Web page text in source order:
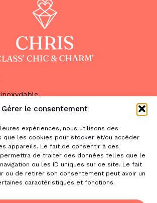
Gérer le consentement
expériences, nous utilisons des
que les cookies pour stocker et/ou accéder
appareils. Le fait de consentir à ces
de traiter des données telles que le
ou les ID uniques sur ce site. Le fait
ou de retirer son consentement peut avoir un
caractéristiques et fonctions.